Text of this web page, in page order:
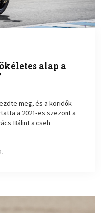
alap a
meg, és a köridők
a 2021-es szezont a
Bálint a cseh